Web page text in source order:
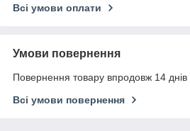
Всі умови оплати
Умови повернення
Повернення товару впродовж 14 днів
Всі умови повернення